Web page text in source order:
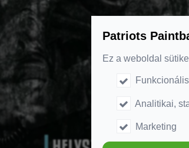
Patriots
Ez a weboldal
Analitikai,
Marketing